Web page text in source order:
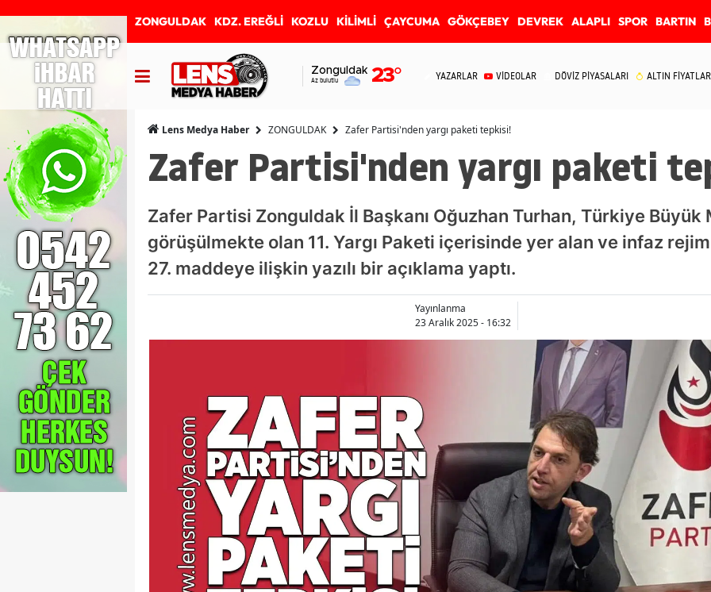
ZONGULDAK KDZ. EREĞLİ KOZLU KİLİMLİ ÇAYCUMA GÖKÇEBEY DEVREK ALAPLI SPOR BARTIN
Zonguldak
Az bulutlu 23° YAZARLAR VİDEOLAR DÖVİZ PİYASALARI ALTIN
Lens Medya Haber ZONGULDAK Zafer Partisi'nden yargı paketi tepkisi!
Zafer Partisi'nden yargı paketi
Zafer Partisi Zonguldak İl Başkanı Oğuzhan Turhan, Türkiye Büyük
görüşülmekte olan 11. Yargı Paketi içerisinde yer alan ve infaz
27. maddeye ilişkin yazılı bir açıklama yaptı.
Yayınlanma
23 Aralık 2025 - 16:32